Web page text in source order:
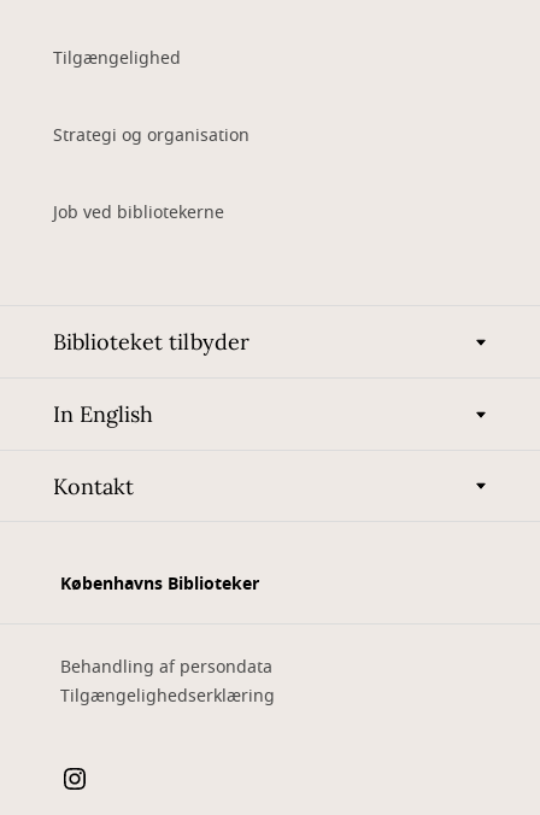
Tilgængelighed
Strategi og organisation
Job ved bibliotekerne
Biblioteket tilbyder
In English
Kontakt
Københavns Biblioteker
Behandling af persondata
Tilgængelighedserklæring